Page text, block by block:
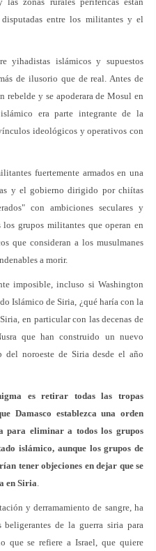
entre los militantes y el
yihadistas islámicos y supuestos
de ilusorio que de real. Antes de
rebelde y se apoderara de Mosul en
era parte integrante de la
ideológicos y operativos con
fuertemente armados en una
y el gobierno dirigido por chiítas
con ambiciones seculares y
grupos militantes que operan en
que consideran a los musulmanes
a morir.
imposible, incluso si Washington
Islámico de Siria, ¿qué haría con la
en particular con las decenas de
que han construido un nuevo
noroeste de Siria desde el año
es retirar todas las tropas
Damasco establezca una orden
para eliminar a todos los grupos
islámico, aunque los grupos de
tener objeciones en dejar que se
en Siria.
y derramamiento de sangre, ha
de la guerra siria para
que se refiere a Israel, que quiere